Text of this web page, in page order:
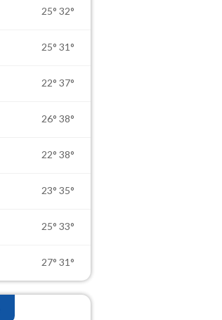
25° 32°
25° 31°
22° 37°
26° 38°
22° 38°
23° 35°
25° 33°
27° 31°